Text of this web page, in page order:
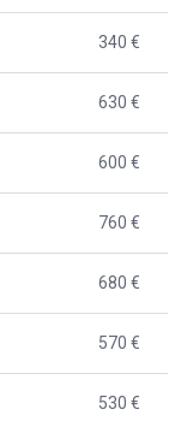
340 €
630 €
600 €
760 €
680 €
570 €
530 €